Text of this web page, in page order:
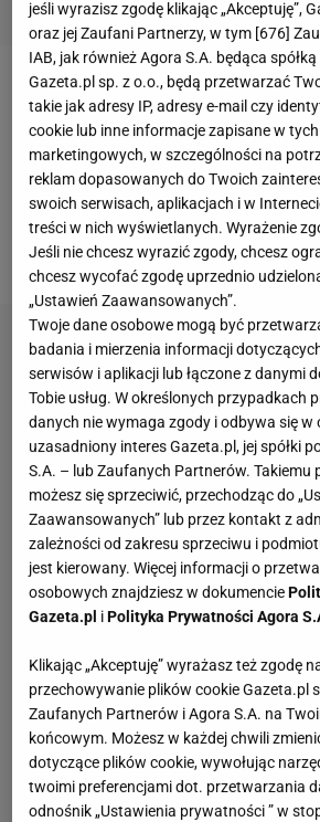
Choć od początku meczu
Legia, to paradoksalnie goście
okazje. I dość szybko mogli
nawet powinni, gdyby w 16.
Mateusz Możdżeń, który huknął z
słupka.
jeśli wyrazisz zgodę klikając „Akceptuję”,
oraz jej Zaufani Partnerzy, w tym [676]
IAB, jak również Agora S.A. będąca
Gazeta.pl sp. z o.o., będą przetwarzać
takie jak adresy IP, adresy e-mail czy
cookie lub inne informacje zapisane w
marketingowych, w szczególności na
reklam dopasowanych do Twoich
swoich serwisach, aplikacjach i w
treści w nich wyświetlanych. Wyrażenie
Jeśli nie chcesz wyrazić zgody, chcesz
chcesz wycofać zgodę uprzednio
„Ustawień Zaawansowanych”.
Twoje dane osobowe mogą być
badania i mierzenia informacji
serwisów i aplikacji lub łączone z danymi
Tobie usług. W określonych przypadkach
danych nie wymaga zgody i odbywa się w
uzasadniony interes Gazeta.pl, jej spółki
S.A. – lub Zaufanych Partnerów. Takiemu
możesz się sprzeciwić, przechodząc do
Zaawansowanych” lub przez kontakt z
zależności od zakresu sprzeciwu i
jest kierowany. Więcej informacji o
osobowych znajdziesz w dokumencie
Gazeta.pl iPolityka Prywatności Agora
Klikając „Akceptuję” wyrażasz też zgodę
przechowywanie plików cookie Gazeta.pl
Zaufanych Partnerów i Agora S.A. na
końcowym. Możesz w każdej chwili
dotyczące plików cookie, wywołując
twoimi preferencjami dot. przetwarzania
odnośnik „Ustawienia prywatności ” w